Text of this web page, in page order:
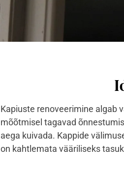
Kapiuste renoveerimine algab
mõõtmisel tagavad
aega kuivada. Kappide
on kahtlemata vääriliseks